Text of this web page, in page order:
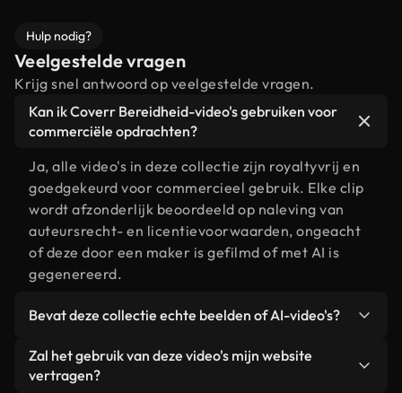
Hulp nodig?
Veelgestelde vragen
Krijg snel antwoord op veelgestelde vragen.
Kan ik Coverr Bereidheid-video's gebruiken voor
commerciële opdrachten?
Ja, alle video's in deze collectie zijn royaltyvrij en
goedgekeurd voor commercieel gebruik. Elke clip
wordt afzonderlijk beoordeeld op naleving van
auteursrecht- en licentievoorwaarden, ongeacht
of deze door een maker is gefilmd of met AI is
gegenereerd.
Bevat deze collectie echte beelden of AI-video's?
Beide. Dit is een hybride bibliotheek die bestaat
uit echte, door mensen gefilmde beelden van
Zal het gebruik van deze video's mijn website
vertragen?